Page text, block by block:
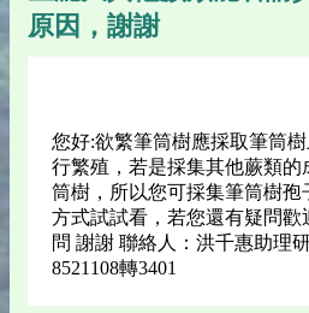
原因，謝謝
您好:欲繁筆筒樹應採取筆筒
行繁殖，若是採集其他蕨類的
筒樹，所以您可採集筆筒樹孢
方式試試看，若您還有疑問歡
問 謝謝 聯絡人：洪千惠助理
8521108轉3401